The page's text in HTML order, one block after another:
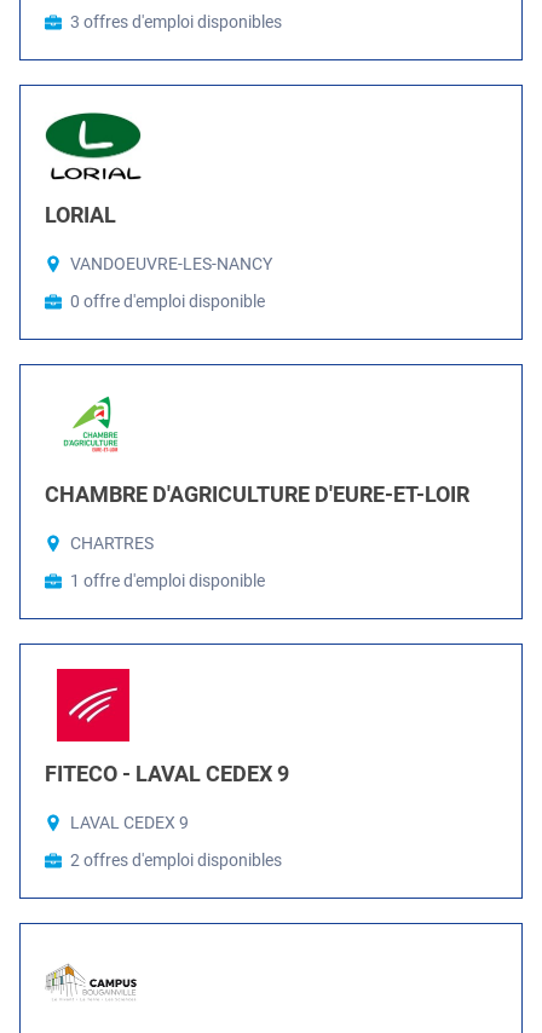
3 offres d'emploi disponibles
LORIAL
VANDOEUVRE-LES-NANCY
0 offre d'emploi disponible
CHAMBRE D'AGRICULTURE D'EURE-ET-LOIR
CHARTRES
1 offre d'emploi disponible
FITECO - LAVAL CEDEX 9
LAVAL CEDEX 9
2 offres d'emploi disponibles